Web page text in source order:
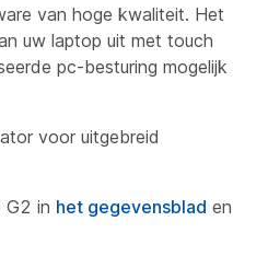
van hoge kwaliteit. Het
uw laptop uit met touch
pc-besturing mogelijk
voor uitgebreid
G2 in het gegevensblad en